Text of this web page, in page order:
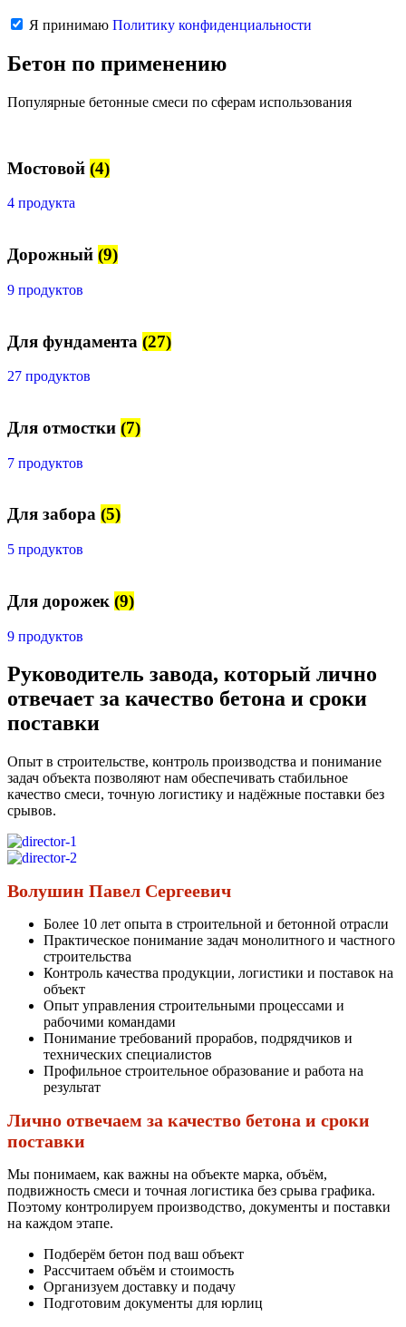
Я принимаю Политику конфиденциальности
Бетон по применению
Популярные бетонные смеси по сферам использования
Мостовой (4)
4 продукта
Дорожный (9)
9 продуктов
Для фундамента (27)
27 продуктов
Для отмостки (7)
7 продуктов
Для забора (5)
5 продуктов
Для дорожек (9)
9 продуктов
Руководитель завода, который лично
отвечает за качество бетона и сроки
поставки
Опыт в строительстве, контроль производства и понимание
задач объекта позволяют нам обеспечивать стабильное
качество смеси, точную логистику и надёжные поставки без
срывов.
Волушин Павел Сергеевич
Более 10 лет опыта в строительной и бетонной отрасли
Практическое понимание задач монолитного и частного
строительства
Контроль качества продукции, логистики и поставок на
объект
Опыт управления строительными процессами и
рабочими командами
Понимание требований прорабов, подрядчиков и
технических специалистов
Профильное строительное образование и работа на
результат
Лично отвечаем за качество бетона и сроки
поставки
Мы понимаем, как важны на объекте марка, объём,
подвижность смеси и точная логистика без срыва графика.
Поэтому контролируем производство, документы и поставки
на каждом этапе.
Подберём бетон под ваш объект
Рассчитаем объём и стоимость
Организуем доставку и подачу
Подготовим документы для юрлиц